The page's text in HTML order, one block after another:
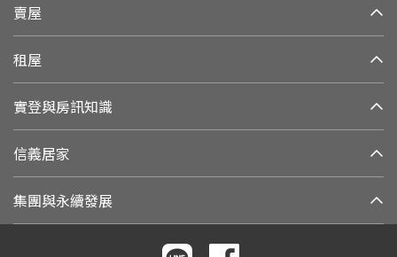
賣屋
租屋
實登與房訊知識
信義居家
集團與永續發展